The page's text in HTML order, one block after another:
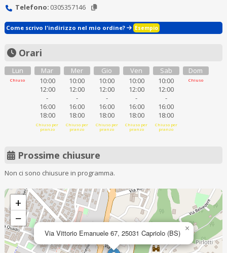
Telefono: 0305357146
Come scrivo l'indirizzo nel mio ordine? Esempio
Orari
Lun
Chiuso
Mar
10:00
12:00
-
16:00
18:00
Chiuso per
pranzo
Mer
10:00
12:00
-
16:00
18:00
Chiuso per
pranzo
Gio
10:00
12:00
-
16:00
18:00
Chiuso per
pranzo
Ven
10:00
12:00
-
16:00
18:00
Chiuso per
pranzo
Sab
10:00
12:00
-
16:00
18:00
Chiuso per
pranzo
Dom
Chiuso
Prossime chiusure
Non ci sono chiusure in programma.
Via Vittorio Emanuele 67, 25031 Capriolo (BS) ×
+
−